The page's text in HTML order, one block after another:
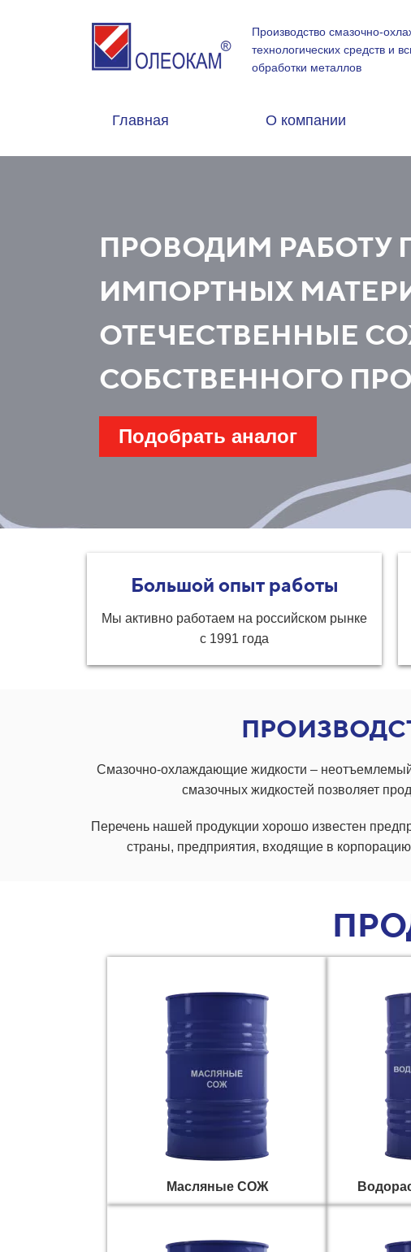
Производство смазочно-
технологических средств и
обработки металлов
Главная О компании
ПРОВОДИМ РАБОТУ
ИМПОРТНЫХ
ОТЕЧЕСТВЕННЫЕ
СОБСТВЕННОГО
Подобрать аналог
Большой опыт работы
Мы активно работаем на российском рынке
с 1991 года
Смазочно-охлаждающие жидкости –
смазочных жидкостей позволяет
Перечень нашей продукции хорошо известен
страны, предприятия, входящие в
Масляные СОЖ